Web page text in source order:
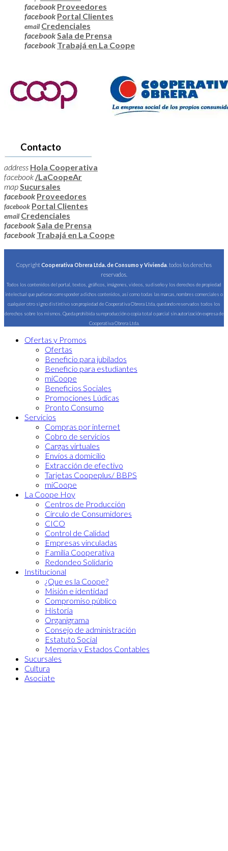
facebook Proveedores
facebook Portal Clientes
email Credenciales
facebookSala de Prensa
facebook Trabajá en La Coope
Contacto
address Hola Cooperativa
facebook /LaCoopeAr
mapSucursales
facebook Proveedores
facebook Portal Clientes
email Credenciales
facebookSala de Prensa
facebook Trabajá en La Coope
CopyrightCooperativa Obrera Ltda. de Consumo y Vivienda . todos los derechos
reservados.
Todos los contenidos del portal, textos, gráficos, imágenes, videos, su diseño y los derechos de propiedad
intelectual que pudieran corresponder a dichos contenidos, así como todas las marcas, nombres comerciales o
cualquier otro signo distintivo son propiedad de Cooperativa Obrera Ltda, quedando reservados todos los
derechos sobre los mismos. Queda prohibida su reproducción o copia total o parcial sin autorización expresa de
Cooperativa Obrera Ltda.
Ofertas y Promos
Ofertas
Beneficio para jubilados
Beneficio para estudiantes
miCoope
Beneficios Sociales
Promociones Lúdicas
Pronto Consumo
Servicios
Compras por internet
Cobro de servicios
Cargas virtuales
Envíos a domicilio
Extracción de efectivo
Tarjetas Coopeplus/ BBPS
miCoope
La Coope Hoy
Centros de Producción
Círculo de Consumidores
CICO
Control de Calidad
Empresas vinculadas
Familia Cooperativa
Redondeo Solidario
Institucional
¿Que es la Coope?
Misión e identidad
Compromiso público
Historia
Organigrama
Consejo de administración
Estatuto Social
Memoria y Estados Contables
Sucursales
Cultura
Asociate